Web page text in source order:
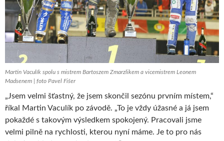
Martin Vaculík spolu s mistrem Bartoszem Zmarzlikem a vicemistrem Leonem
Madsenem | foto Pavel Fišer
„Jsem velmi šťastný, že jsem skončil sezónu prvním místem,“
říkal Martin Vaculík po závodě. „To je vždy úžasné a já jsem
pokaždé s takovým výsledkem spokojený. Pracovali jsme
velmi pilně na rychlosti, kterou nyní máme. Je to pro nás